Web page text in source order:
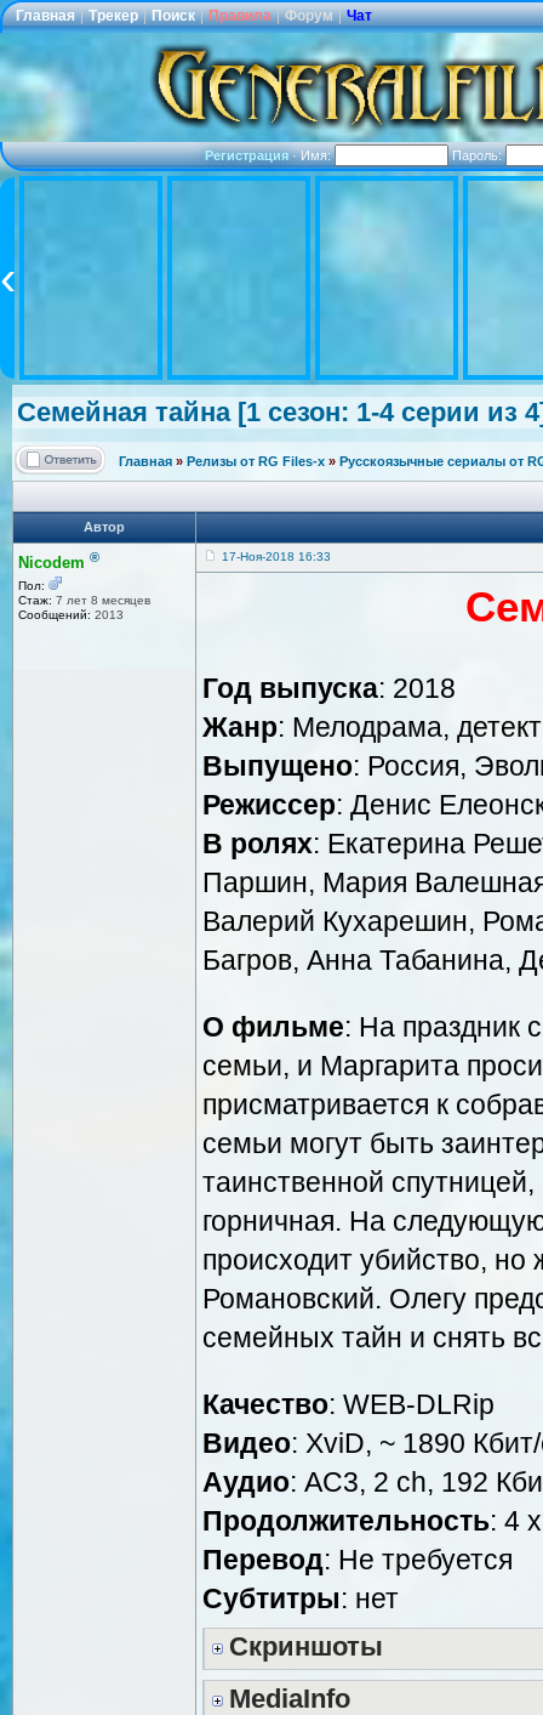
Главная | Трекер | Поиск | Правила | Форум | Чат
Регистрация·Имя: Пароль:
Семейная тайна [1 сезон: 1-4 серии из
Главная » Релизы от RG Files-x » Русскоязычные сериалы от
Автор
Nicodem ®
Пол:
Стаж: 7 лет 8 месяцев
Сообщений: 2013
17-Ноя-2018 16:33
Год выпуска: 2018
Жанр: Мелодрама,
Выпущено: Россия,
Режиссер: Денис
В ролях: Екатерина
Паршин, Мария
Валерий Кухарешин,
Багров, Анна Табанина,
О фильме: На праздник
семьи, и Маргарита
присматривается к
семьи могут быть
таинственной
горничная. На
происходит убийство,
Романовский. Олегу
семейных тайн и снять
Качество: WEB-DLRip
Видео: XviD, ~ 1890
Аудио: AC3, 2 ch, 192
Продолжительность: 4
Перевод: Не требуется
Cубтитры: нет
Скриншоты
MediaInfo